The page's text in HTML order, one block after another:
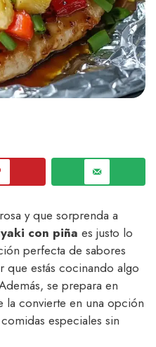
y que sorprenda a
con piña es justo lo
perfecta de sabores
que estás cocinando algo
se prepara en
la convierte en una opción
especiales sin